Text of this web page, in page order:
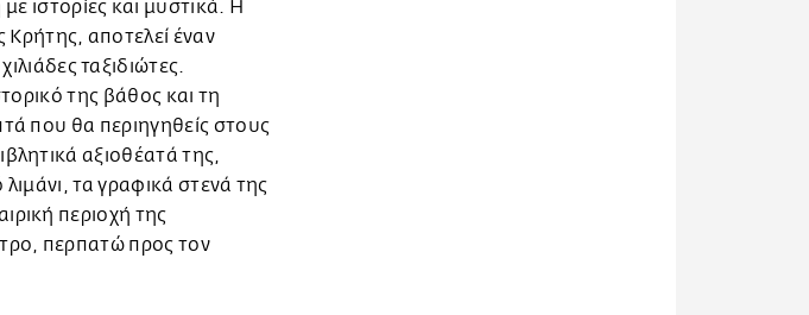
ιστορίες και μυστικά. Η
αποτελεί έναν
ταξιδιώτες.
της βάθος και τη
που θα περιηγηθείς στους
αξιοθέατά της,
τα γραφικά στενά της
περιοχή της
περπατώ προς τον